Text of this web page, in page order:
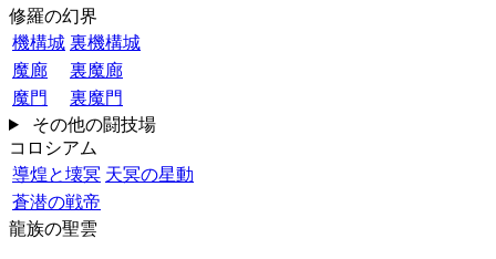
修羅の幻界
機構城 裏機構城
魔廊
裏魔廊
魔門
裏魔門
その他の闘技場
コロシアム
導煌と壊冥 天冥の星動
蒼潜の戦帝
龍族の聖雲